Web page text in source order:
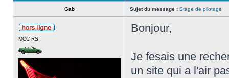
Gab Sujet du message : Stage de pilotage
MCC RS
Bonjour,
Je fesais une
un site qui a l'air